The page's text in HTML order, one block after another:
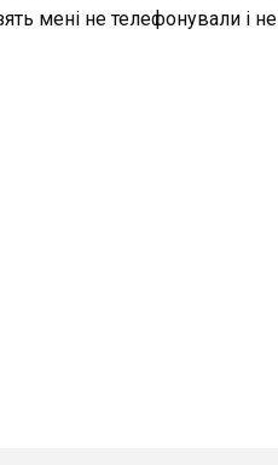
мені не телефонували і не